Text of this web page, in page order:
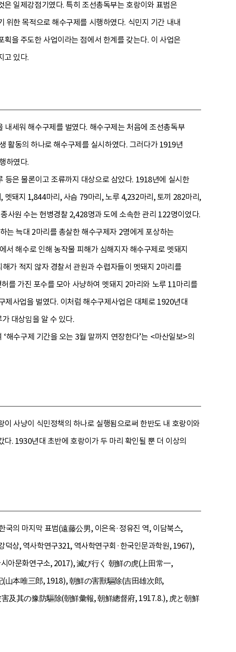
일제강점기였다. 특히 조선총독부는 호랑이와 표범은
한 목적으로 해수구제를 시행하였다. 식민지 기간 내내
을 주도한 사업이라는 점에서 한계를 갖는다. 이 사업은
고 있다.
세워 해수구제를 벌였다. 해수구제는 처음에 조선총독부
활동의 하나로 해수구제를 실시하였다. 그러다가 1919년
하였다.
은 물론이고 조류까지 대상으로 삼았다. 1918년에 실시한
돼지 1,844마리, 사슴 79마리, 노루 4,232마리, 토끼 282마리,
사원 수는 헌병경찰 2,428명과 도에 소속한 관리 122명이었다.
는 늑대 2마리를 총살한 해수구제자 2명에게 포상하는
해수로 인해 농작물 피해가 심해지자 해수구제로 멧돼지
가 적지 않자 경찰서 관원과 수렵자들이 멧돼지 2마리를
를 가진 포수를 모아 사냥하여 멧돼지 2마리와 노루 11마리를
사업을 벌였다. 이처럼 해수구제사업은 대체로 1920년대
대상임을 알 수 있다.
수구제 기간을 오는 3월 말까지 연장한다’는 <마산일보>의
사냥이 식민정책의 하나로 실행됨으로써 한반도 내 호랑이와
. 1930년대 초반에 호랑이가 두 마리 확인될 뿐 더 이상의
의 마지막 표범(遠藤公男, 이은옥·정유진 역, 이담북스,
상, 역사학연구321, 역사학연구회·한국인문과학원, 1967),
아문화연구소, 2017), 滅び行く 朝鮮の虎(上田常一,
本唯三郎, 1918), 朝鮮の害獸驅除(吉田雄次郎,
及其の豫防驅除(朝鮮彙報, 朝鮮總督府, 1917.8.), 虎と朝鮮